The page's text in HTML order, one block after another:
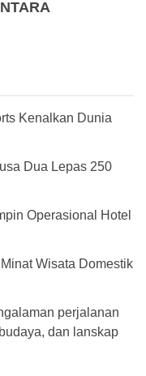
Kenalkan Dunia
Dua Lepas 250
Operasional Hotel
Wisata Domestik
perjalanan
dan lanskap